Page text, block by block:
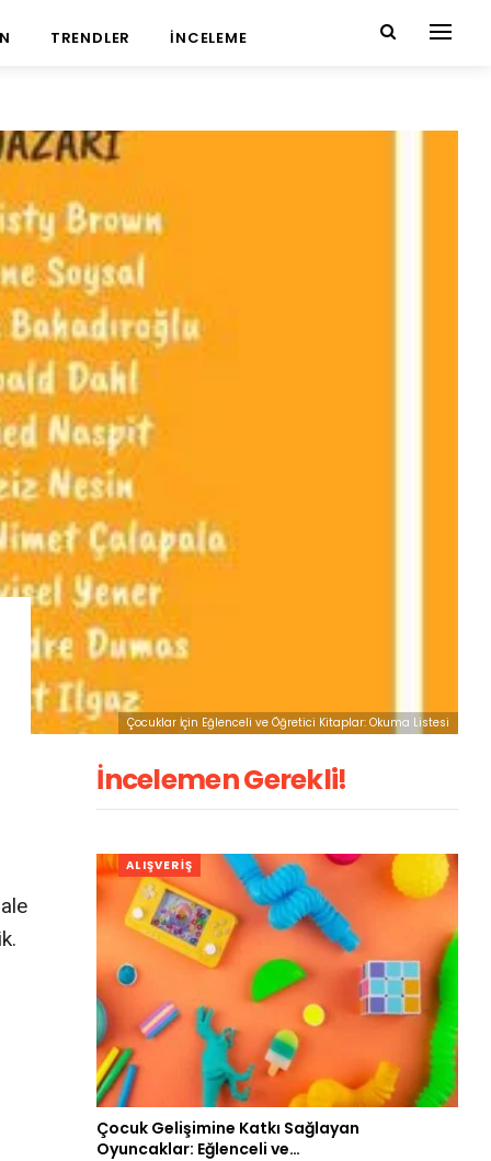
TRENDLER İNCELEME
Çocuklar İçin Eğlenceli ve Öğretici Kitaplar: Okuma Listesi
İncelemen Gerekli!
ALIŞVERIŞ
Çocuk Gelişimine Katkı Sağlayan
Oyuncaklar: Eğlenceli ve…